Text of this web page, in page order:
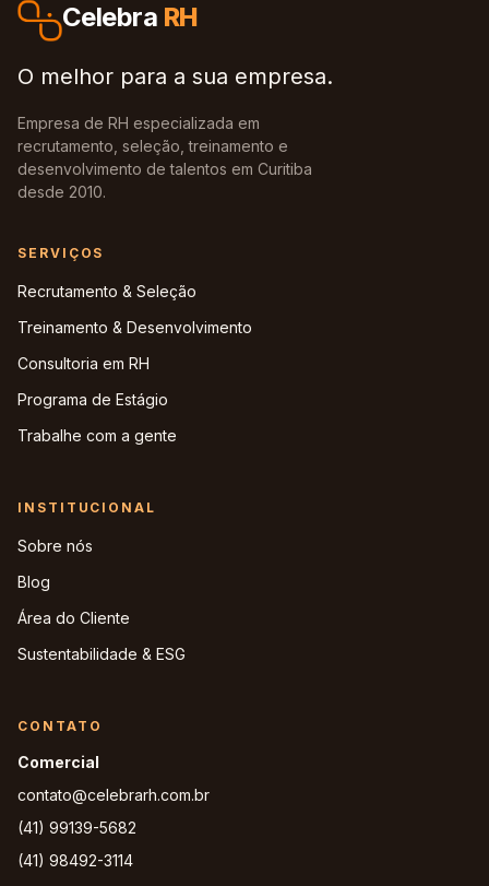
Celebra RH
O melhor para a sua empresa.
Empresa de RH especializada em
recrutamento, seleção, treinamento e
desenvolvimento de talentos em Curitiba
desde 2010.
SERVIÇOS
Recrutamento & Seleção
Treinamento & Desenvolvimento
Consultoria em RH
Programa de Estágio
Trabalhe com a gente
INSTITUCIONAL
Sobre nós
Blog
Área do Cliente
Sustentabilidade & ESG
CONTATO
Comercial
contato@celebrarh.com.br
(41) 99139-5682
(41) 98492-3114